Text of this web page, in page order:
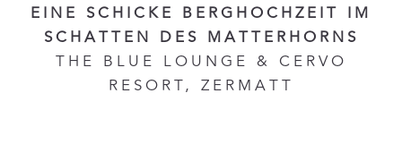
EINE SCHICKE BERGHOCHZEIT IM
SCHATTEN DES MATTERHORNS
THE BLUE LOUNGE & CERVO
RESORT, ZERMATT